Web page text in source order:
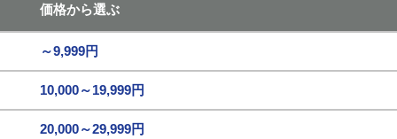
価格から選ぶ
～9,999円
10,000～19,999円
20,000～29,999円